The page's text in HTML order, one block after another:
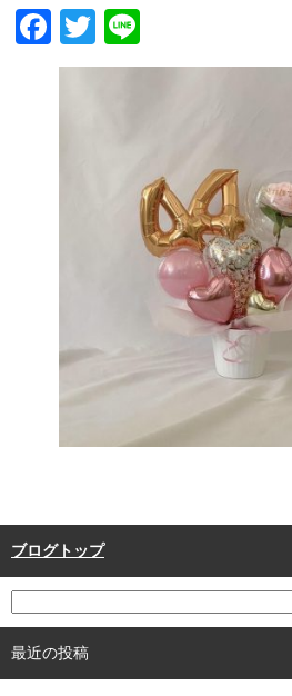
Facebook
Twitter
ブログトップ
最近の投稿